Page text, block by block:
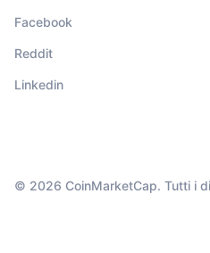
Facebook
Reddit
Linkedin
© 2026 CoinMarketCap. Tutti i